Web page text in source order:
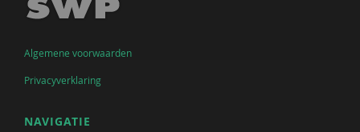
Algemene voorwaarden
Privacyverklaring
NAVIGATIE